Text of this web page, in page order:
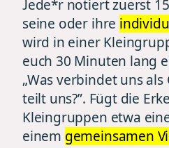
Jede*r notiert zuerst
seine oder ihre
wird in einer
euch 30 Minuten lang
„Was verbindet uns als
teilt uns?”. Fügt die
Kleingruppen etwa
einem gemeinsamen